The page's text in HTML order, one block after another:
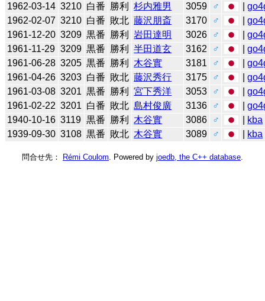
1962-03-14 3210 白番 勝利 杉内雅男 3059 ♂ |
1962-02-07 3210 白番 敗北 藤沢朋斎 3170 ♂ |
1961-12-20 3209 黒番 勝利 岩田達明 3026 ♂ |
1961-11-29 3209 黒番 勝利 半田道玄 3162 ♂ |
1961-06-28 3205 黒番 勝利 木谷實 3181 ♂ |
1961-04-26 3203 白番 敗北 藤沢秀行 3175 ♂ |
1961-03-08 3201 黒番 勝利 宮下秀洋 3053 ♂ |
1961-02-22 3201 白番 敗北 島村俊廣 3136 ♂ |
1940-10-16 3119 黒番 勝利 木谷實 3086 ♂ kba
1939-09-30 3108 黒番 敗北 木谷實 3089 ♂ kba
問合せ先： Rémi Coulom . Powered by joedb, the C++ database